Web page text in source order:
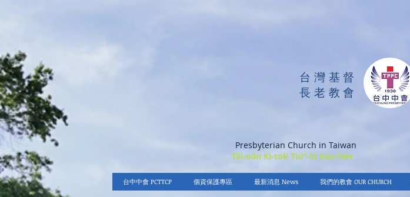
台灣基督
長老教會
Presbyterian Church in Taiwan
Tâi-oân Ki-tok Tiúⁿ-ló Kàu-hōe
台中中會 PCTTCP 個資保護專區 最新消息 News 我們的教會 OUR CHURCH